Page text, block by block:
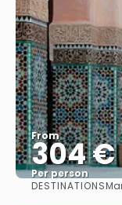
From
304 €
Per person
DESTINATIONS